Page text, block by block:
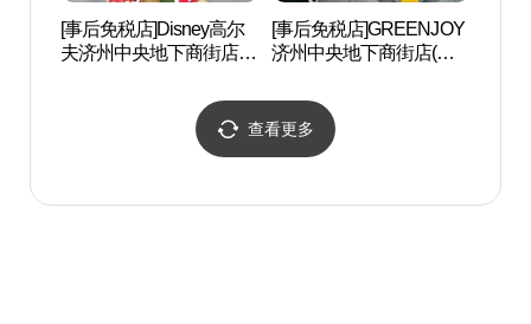
[事后免税店]Disney高尔
夫济州中央地下商街店
[事后免税店]GREENJOY
济州中央地下商街店(그
가점)
查看更多